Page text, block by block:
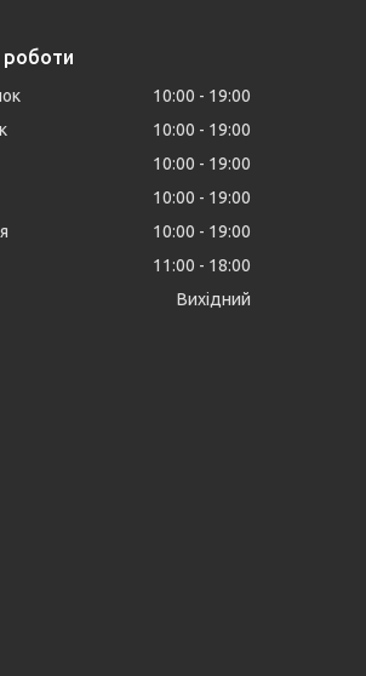
роботи
10:00
19:00
10:00
19:00
10:00
19:00
10:00
19:00
10:00
19:00
11:00
18:00
Вихідний